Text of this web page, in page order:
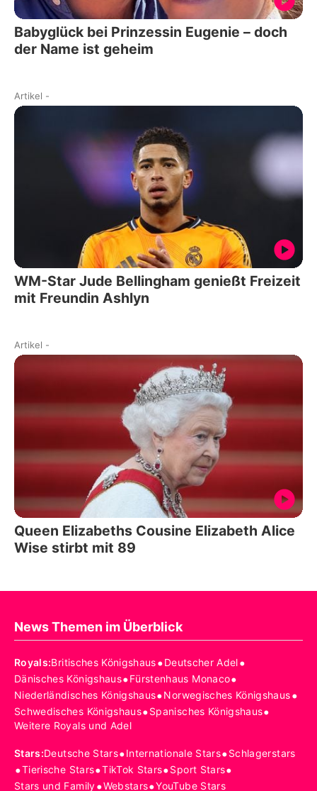
Babyglück bei Prinzessin Eugenie – doch
der Name ist geheim
Artikel -
WM-Star Jude Bellingham genießt Freizeit
mit Freundin Ashlyn
Artikel -
Queen Elizabeths Cousine Elizabeth Alice
Wise stirbt mit 89
News Themen im Überblick
Royals:Britisches Königshaus•Deutscher Adel•
Dänisches Königshaus•Fürstenhaus Monaco•
Niederländisches Königshaus•Norwegisches Königshaus•
Schwedisches Königshaus•Spanisches Königshaus•
Weitere Royals und Adel
Stars:Deutsche Stars•Internationale Stars•Schlagerstars
•Tierische Stars•TikTok Stars•Sport Stars•
Stars und Family•Webstars•YouTube Stars